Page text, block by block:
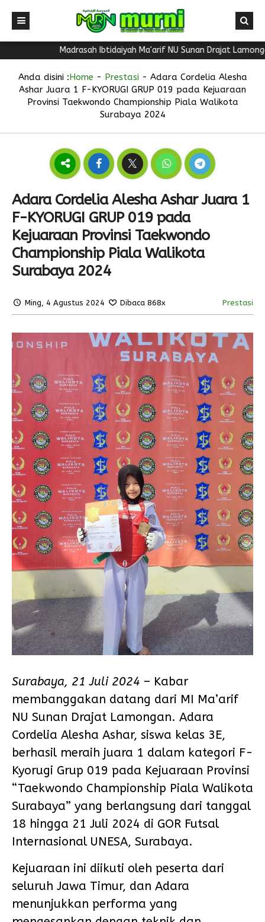
Madrasah Ibtidaiyah Ma'arif NU Sunan Drajat
Anda disini :Home - Prestasi - Adara Cordelia Alesha
Ashar Juara 1 F-KYORUGI GRUP 019 pada Kejuaraan
Provinsi Taekwondo Championship Piala Walikota
Surabaya 2024
Adara Cordelia Alesha Ashar Juara 1
F-KYORUGI GRUP 019 pada
Kejuaraan Provinsi Taekwondo
Championship Piala Walikota
Surabaya 2024
Ming, 4 Agustus 2024 Dibaca 868x Prestasi
Surabaya, 21 Juli 2024 – Kabar
membanggakan datang dari MI Ma’arif
NU Sunan Drajat Lamongan. Adara
Cordelia Alesha Ashar, siswa kelas 3E,
berhasil meraih juara 1 dalam kategori F-
Kyorugi Grup 019 pada Kejuaraan Provinsi
“Taekwondo Championship Piala Walikota
Surabaya” yang berlangsung dari tanggal
18 hingga 21 Juli 2024 di GOR Futsal
Internasional UNESA, Surabaya.
Kejuaraan ini diikuti oleh peserta dari
seluruh Jawa Timur, dan Adara
menunjukkan performa yang